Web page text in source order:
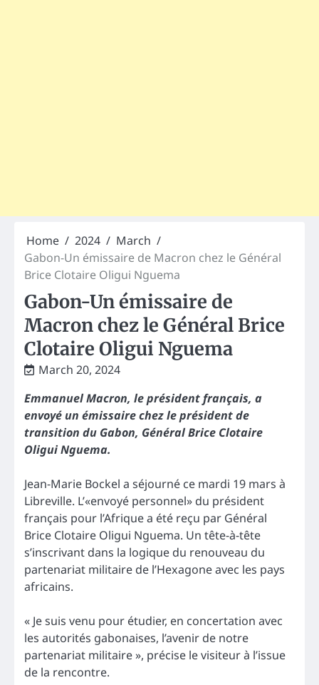
Home 2024
March
Gabon-Un émissaire de Macron chez le Général
Brice Clotaire Oligui Nguema
Gabon-Un émissaire de
Macron chez le Général Brice
Clotaire Oligui Nguema
March 20, 2024
Emmanuel Macron, le président français, a
envoyé un émissaire chez le président de
transition du Gabon, Général Brice Clotaire
Oligui Nguema.
Jean-Marie Bockel a séjourné ce mardi 19 mars à
Libreville. L’«envoyé personnel» du président
français pour l’Afrique a été reçu par Général
Brice Clotaire Oligui Nguema. Un tête-à-tête
s’inscrivant dans la logique du renouveau du
partenariat militaire de l’Hexagone avec les pays
africains.
« Je suis venu pour étudier, en concertation avec
les autorités gabonaises, l’avenir de notre
partenariat militaire », précise le visiteur à l’issue
de la rencontre.